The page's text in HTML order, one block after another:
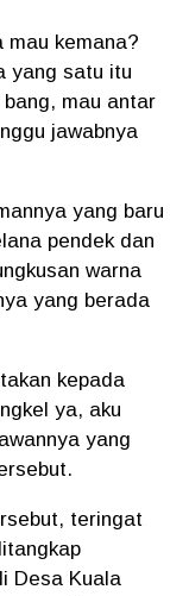
kemana?
yang satu itu
mau antar
jawabnya
yang baru
pendek dan
warna
yang berada
kepada
ya, aku
yang
teringat
Desa Kuala